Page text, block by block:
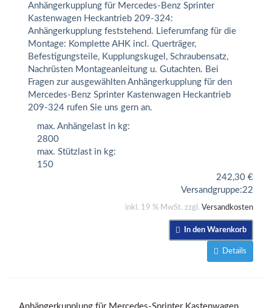
Anhängerkupplung für Mercedes-Benz Sprinter
Kastenwagen Heckantrieb 209-324:
Anhängerkupplung feststehend. Lieferumfang für die
Montage: Komplette AHK incl. Querträger,
Befestigungsteile, Kupplungskugel, Schraubensatz,
Nachrüsten Montageanleitung u. Gutachten. Bei
Fragen zur ausgewählten Anhängerkupplung für den
Mercedes-Benz Sprinter Kastenwagen Heckantrieb
209-324 rufen Sie uns gern an.
max. Anhängelast in kg:
2800
max. Stützlast in kg:
150
242,30 €
Versandgruppe:22
inkl. 19 % MwSt. zzgl. Versandkosten
In den Warenkorb
Details